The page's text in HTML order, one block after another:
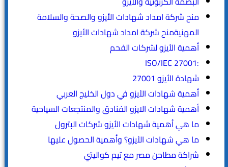
منح شركة امداد شهادات الأيزو والصحة والسلامة
المهنيةمنح شركة امداد شهادات الأيزو
أهمية الأيزو لشركات الفحم
:ISO/IEC 27001
شهادة الأيزو 27001
أهمية شهادات الأيزو في دول الخليج العربي
أهمية شهادات الايزو الفنادق والمنتجعات السياحية
ما هي أهمية شهادات الأيزو شركات البترول
ما هي شهادات الأيزو؟ وأهمية الحصول عليها
شراكة مطاحن مصر مع تيم كواليتي